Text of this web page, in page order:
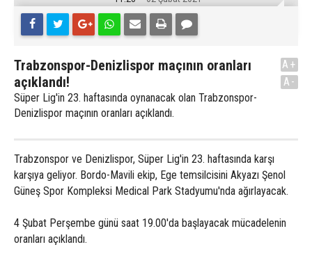
Trabzonspor-Denizlispor maçının oranları
açıklandı!
Süper Lig'in 23. haftasında oynanacak olan Trabzonspor-
Denizlispor maçının oranları açıklandı.
A+
A-
Trabzonspor ve Denizlispor, Süper Lig'in 23. haftasında karşı
karşıya geliyor. Bordo-Mavili ekip, Ege temsilcisini Akyazı Şenol
Güneş Spor Kompleksi Medical Park Stadyumu'nda ağırlayacak.
4 Şubat Perşembe günü saat 19.00'da başlayacak mücadelenin
oranları açıklandı.